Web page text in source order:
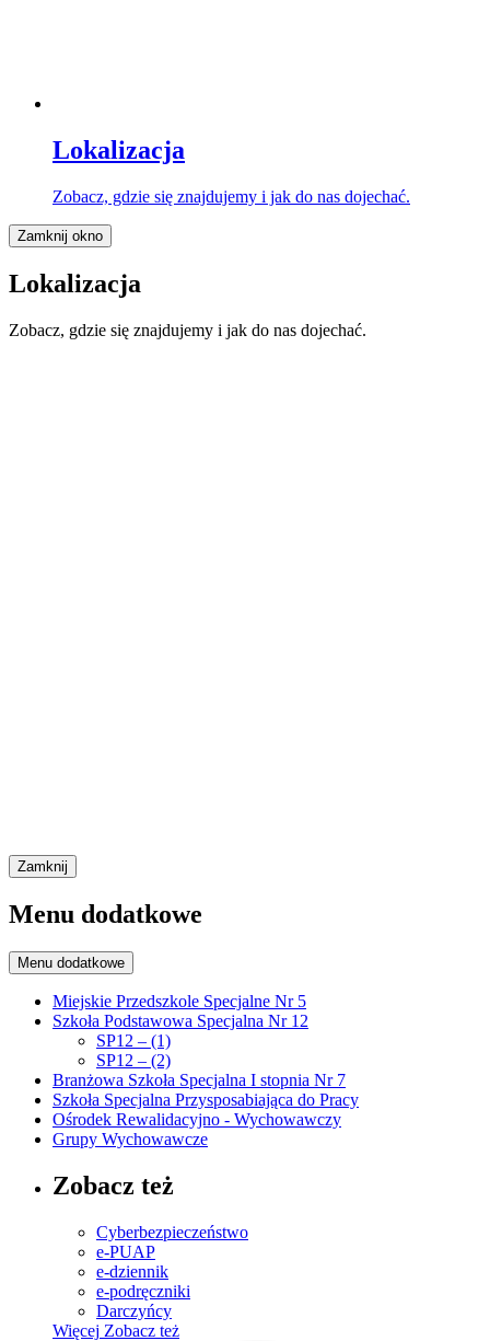
Lokalizacja
Zobacz, gdzie się znajdujemy i jak do nas dojechać.
Zamknij okno
Lokalizacja
Zobacz, gdzie się znajdujemy i jak do nas dojechać.
Zamknij
Menu dodatkowe
Menu dodatkowe
Miejskie Przedszkole Specjalne Nr 5
Szkoła Podstawowa Specjalna Nr 12
SP12 – (1)
SP12 – (2)
Branżowa Szkoła Specjalna I stopnia Nr 7
Szkoła Specjalna Przysposabiająca do Pracy
Ośrodek Rewalidacyjno - Wychowawczy
Grupy Wychowawcze
Zobacz też
Cyberbezpieczeństwo
e-PUAP
e-dziennik
e-podręczniki
Darczyńcy
Więcej Zobacz też